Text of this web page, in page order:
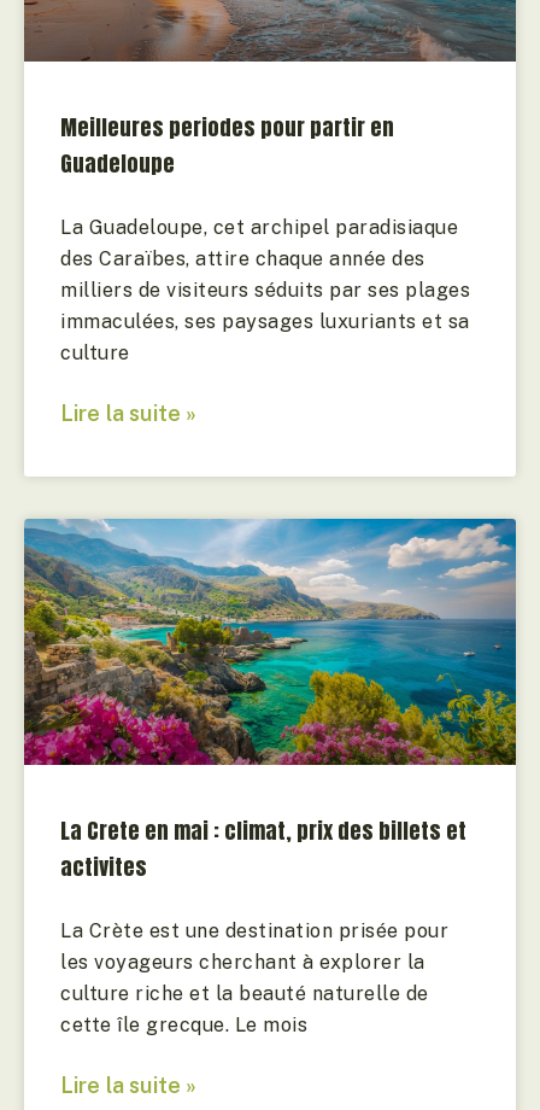
Meilleures periodes pour partir en
Guadeloupe
La Guadeloupe, cet archipel paradisiaque
des Caraïbes, attire chaque année des
milliers de visiteurs séduits par ses plages
immaculées, ses paysages luxuriants et sa
culture
Lire la suite »
La Crete en mai : climat, prix des billets et
activites
La Crète est une destination prisée pour
les voyageurs cherchant à explorer la
culture riche et la beauté naturelle de
cette île grecque. Le mois
Lire la suite »